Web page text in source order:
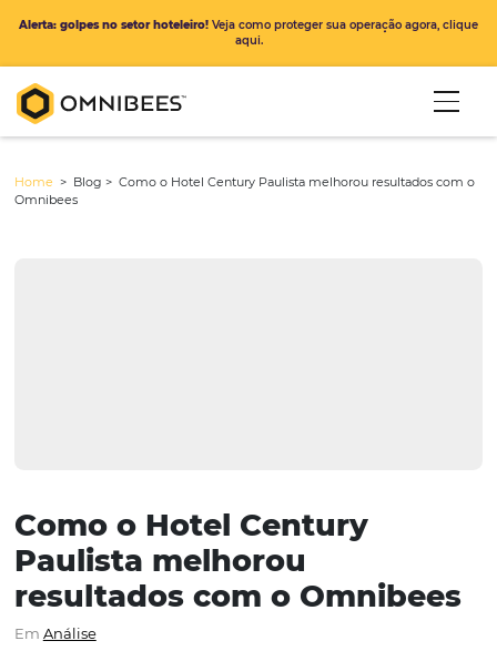
Como o Hotel Century
Alerta: golpes no setor hoteleiro!Veja como proteger sua operação